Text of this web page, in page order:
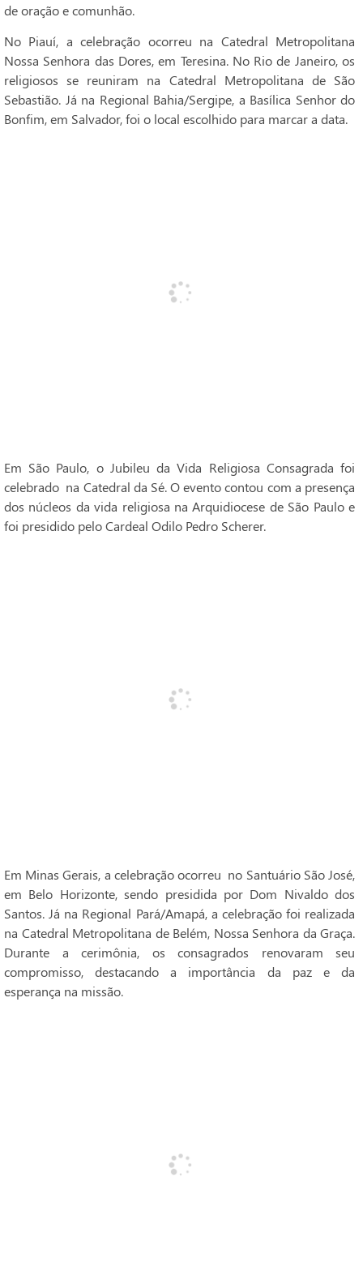
de oração e comunhão.
No Piauí, a celebração ocorreu na Catedral Metropolitana
Nossa Senhora das Dores, em Teresina. No Rio de Janeiro, os
religiosos se reuniram na Catedral Metropolitana de São
Sebastião. Já na Regional Bahia/Sergipe, a Basílica Senhor do
Bonfim, em Salvador, foi o local escolhido para marcar a data.
Em São Paulo, o Jubileu da Vida Religiosa Consagrada foi
celebrado na Catedral da Sé. O evento contou com a presença
dos núcleos da vida religiosa na Arquidiocese de São Paulo e
foi presidido pelo Cardeal Odilo Pedro Scherer.
Em Minas Gerais, a celebração ocorreu no Santuário São José,
em Belo Horizonte, sendo presidida por Dom Nivaldo dos
Santos. Já na Regional Pará/Amapá, a celebração foi realizada
na Catedral Metropolitana de Belém, Nossa Senhora da Graça.
Durante a cerimônia, os consagrados renovaram seu
compromisso, destacando a importância da paz e da
esperança na missão.